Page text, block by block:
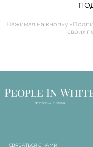
Нажимая на кнопку
своих
СВЯЗАТЬСЯ С НАМИ